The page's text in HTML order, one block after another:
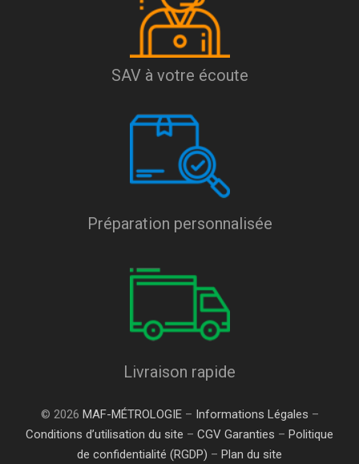
SAV à votre écoute
Préparation personnalisée
Livraison rapide
© 2026 MAF-MÉTROLOGIE– Informations Légales –
Conditions d’utilisation du site – CGV Garanties – Politique
de confidentialité (RGDP) – Plan du site